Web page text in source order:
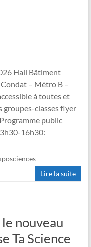
Hall Bâtiment
– Métro B –
à toutes et
groupes-classes flyer
public
16h30:
Lire la suite
le nouveau
Ta Science